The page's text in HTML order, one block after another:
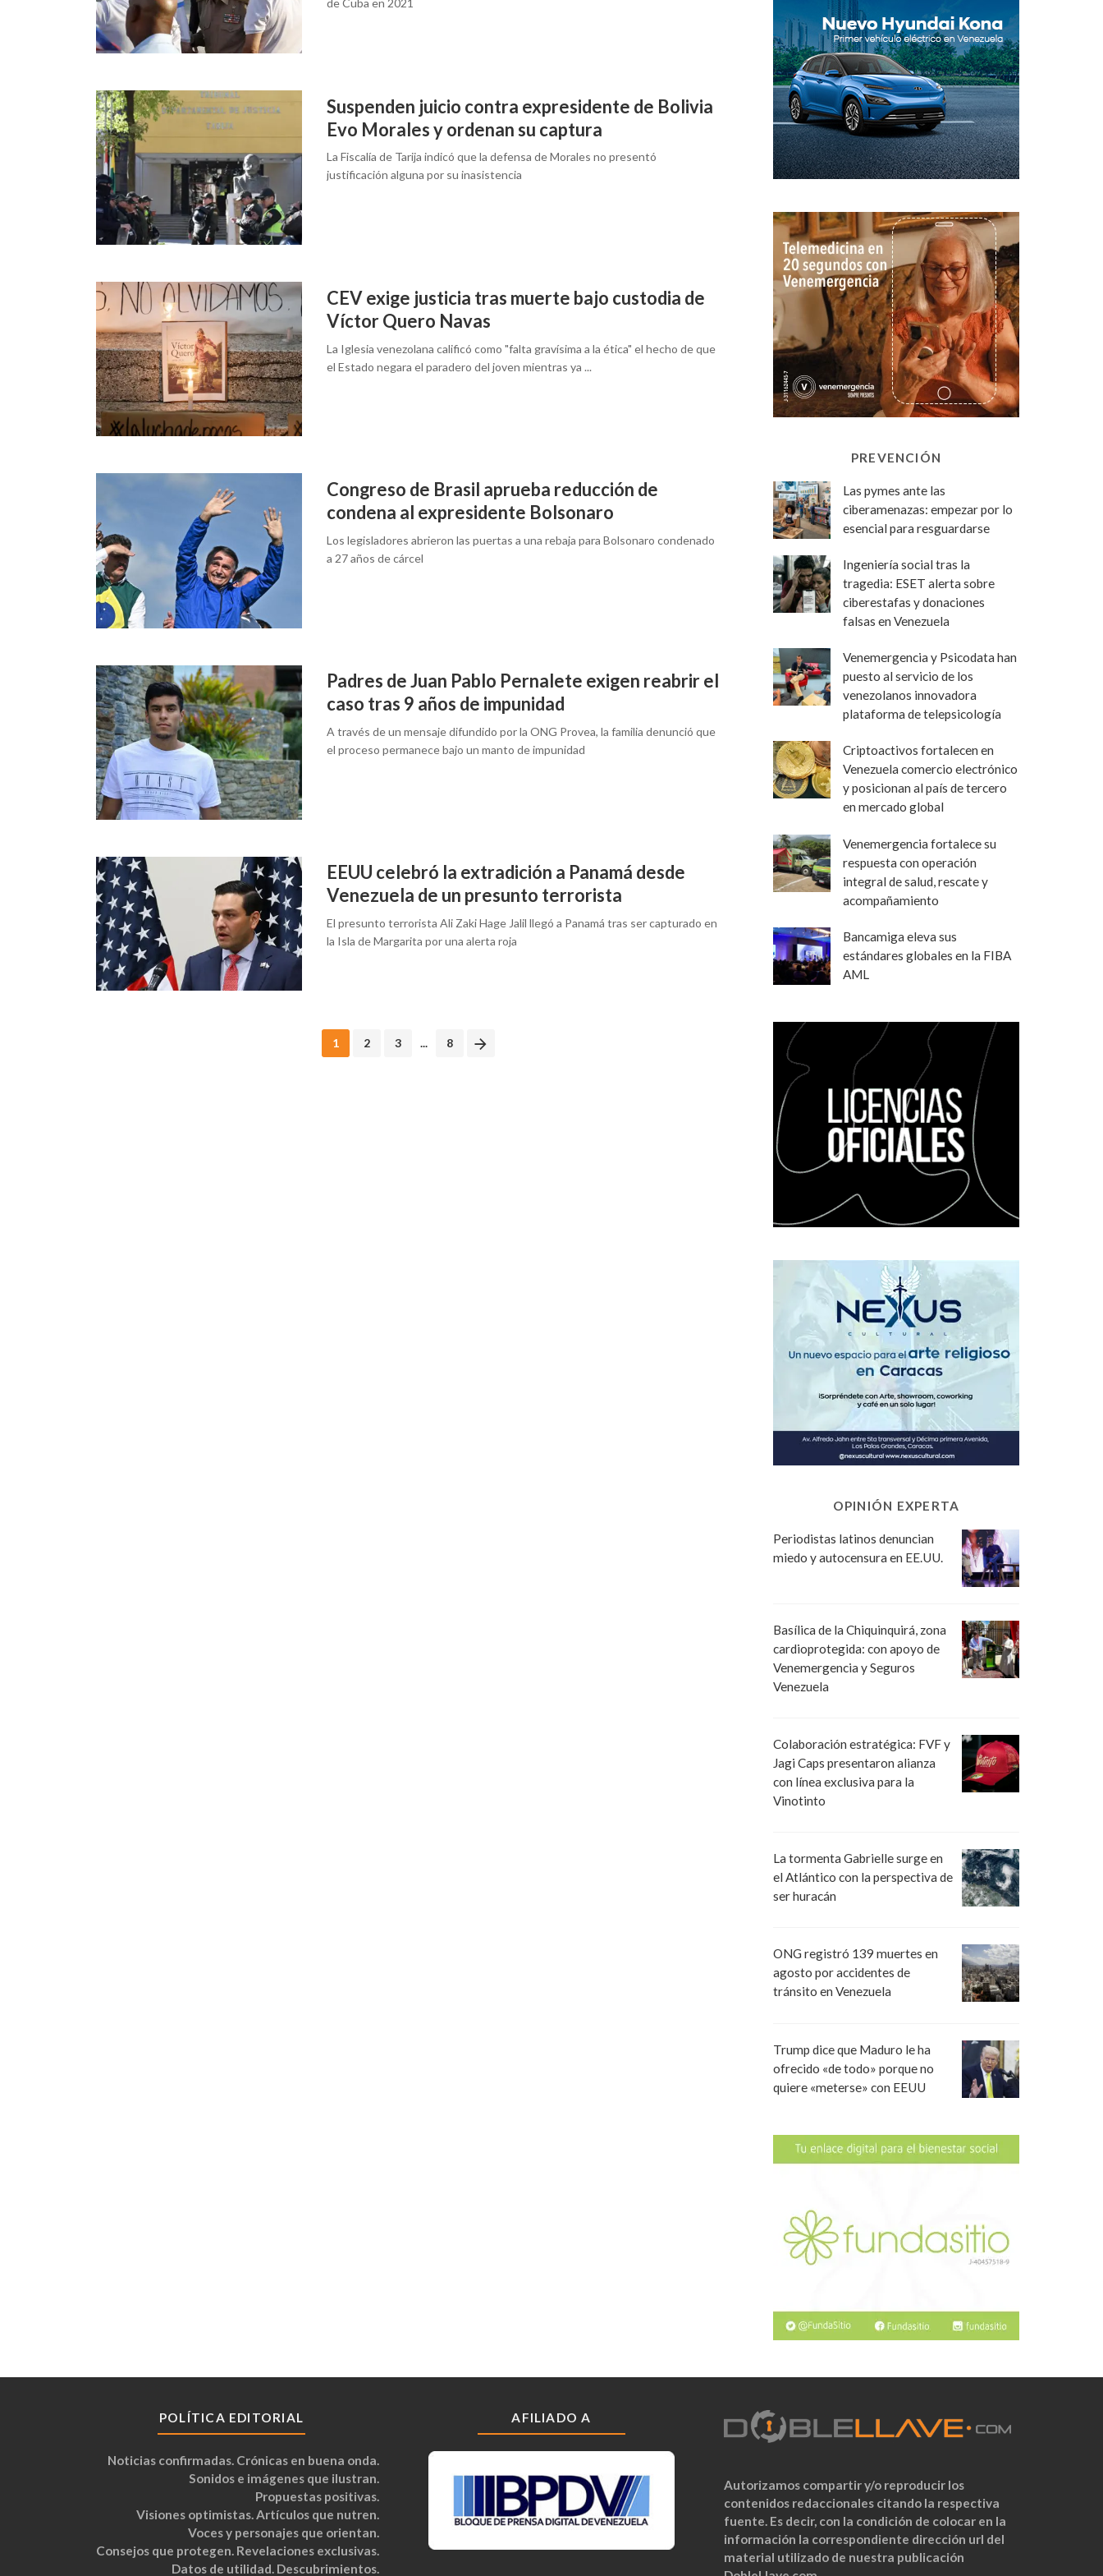
de Cuba en 2021
Suspenden juicio contra expresidente de Bolivia
Evo Morales y ordenan su captura
La Fiscalía de Tarija indicó que la defensa de Morales no presentó
justificación alguna por su inasistencia
CEV exige justicia tras muerte bajo custodia de
Víctor Quero Navas
La Iglesia venezolana calificó como "falta gravísima a la ética" el hecho de que
el Estado negara el paradero del joven mientras ya ...
Congreso de Brasil aprueba reducción de
condena al expresidente Bolsonaro
Los legisladores abrieron las puertas a una rebaja para Bolsonaro condenado
a 27 años de cárcel
Padres de Juan Pablo Pernalete exigen reabrir el
caso tras 9 años de impunidad
A través de un mensaje difundido por la ONG Provea, la familia denunció que
el proceso permanece bajo un manto de impunidad
EEUU celebró la extradición a Panamá desde
Venezuela de un presunto terrorista
El presunto terrorista Ali Zaki Hage Jalil llegó a Panamá tras ser capturado en
la Isla de Margarita por una alerta roja
1 2 3 ... 8
PREVENCIÓN
Las pymes ante las
ciberamenazas: empezar por lo
esencial para resguardarse
Ingeniería social tras la
tragedia: ESET alerta sobre
ciberestafas y donaciones
falsas en Venezuela
Venemergencia y Psicodata han
puesto al servicio de los
venezolanos innovadora
plataforma de telepsicología
Criptoactivos fortalecen en
Venezuela comercio electrónico
y posicionan al país de tercero
en mercado global
Venemergencia fortalece su
respuesta con operación
integral de salud, rescate y
acompañamiento
Bancamiga eleva sus
estándares globales en la FIBA
AML
OPINIÓN EXPERTA
Periodistas latinos denuncian
miedo y autocensura en EE.UU.
Basílica de la Chiquinquirá, zona
cardioprotegida: con apoyo de
Venemergencia y Seguros
Venezuela
Colaboración estratégica: FVF y
Jagi Caps presentaron alianza
con línea exclusiva para la
Vinotinto
La tormenta Gabrielle surge en
el Atlántico con la perspectiva de
ser huracán
ONG registró 139 muertes en
agosto por accidentes de
tránsito en Venezuela
Trump dice que Maduro le ha
ofrecido «de todo» porque no
quiere «meterse» con EEUU
POLÍTICA EDITORIAL
Noticias confirmadas. Crónicas en buena onda.
Sonidos e imágenes que ilustran.
Propuestas positivas.
Visiones optimistas. Artículos que nutren.
Voces y personajes que orientan.
Consejos que protegen. Revelaciones exclusivas.
Datos de utilidad. Descubrimientos.
AFILIADO A
Autorizamos compartir y/o reproducir los
contenidos redaccionales citando la respectiva
fuente. Es decir, con la condición de colocar en la
información la correspondiente dirección url del
material utilizado de nuestra publicación